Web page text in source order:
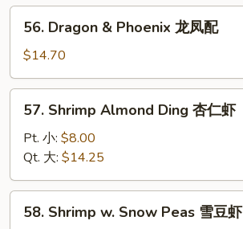
Tomato
Dragon
Phoenix
龙
56. Dragon & Phoenix 龙凤配
$14.70
Shrimp
Almond
Ding
杏
仁
57. Shrimp Almond Ding 杏仁虾
Pt. 小: $8.00
Qt. 大: $14.25
Shrimp
58. Shrimp w. Snow Peas 雪豆虾